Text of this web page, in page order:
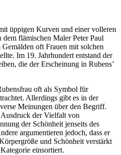
üppigen Kurven und einer volleren
flämischen Maler Peter Paul
oft Frauen mit solchen
Im 19. Jahrhundert entstand der
die der Erscheinung in Rubens’
oft als Symbol für
Allerdings gibt es in der
Meinungen über den Begriff.
der Vielfalt von
der Schönheit jenseits des
argumentieren jedoch, dass er
und Schönheit verstärkt
einsortiert.